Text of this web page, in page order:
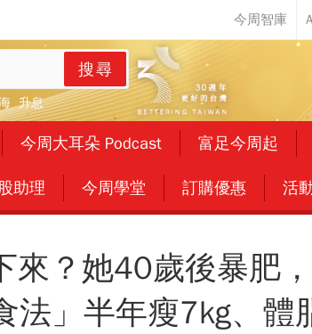
搜尋
升息
今周大耳朵 Podcast 富足今周起
助理 今周學堂 訂購優惠 活
來？她40歲後暴肥
法」半年瘦7kg、體